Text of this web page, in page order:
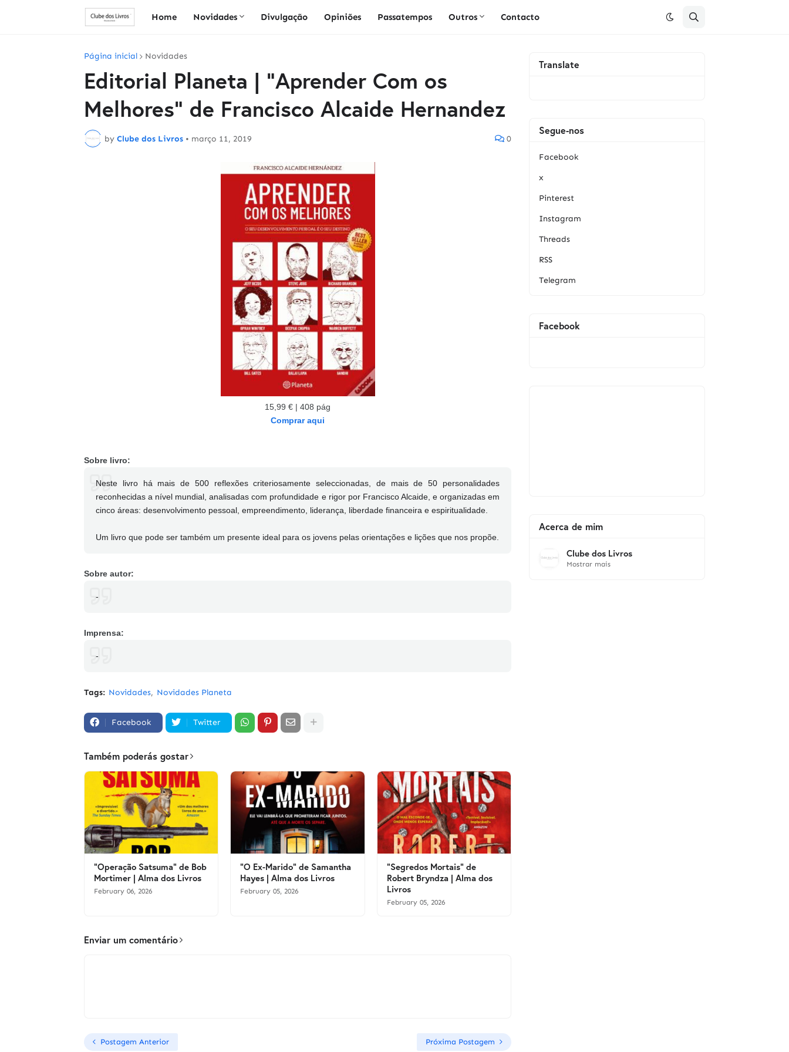
Home Novidades Divulgação Opiniões Passatempos Outros Contacto
Página inicial Novidades
Editorial Planeta | "Aprender Com os
Melhores" de Francisco Alcaide Hernandez
by Clube dos Livros • março 11, 2019 0
15,99 € | 408 pág
Comprar aqui
Sobre livro:
Neste livro há mais de 500 reflexões criteriosamente seleccionadas, de mais de 50 personalidades
reconhecidas a nível mundial, analisadas com profundidade e rigor por Francisco Alcaide, e organizadas em
cinco áreas: desenvolvimento pessoal, empreendimento, liderança, liberdade financeira e espiritualidade.
Um livro que pode ser também um presente ideal para os jovens pelas orientações e lições que nos propõe.
Sobre autor:
-
Imprensa:
-
Tags: Novidades Novidades Planeta
Facebook Twitter
Também poderás gostar
"Operação Satsuma" de Bob
Mortimer | Alma dos Livros
February 06, 2026
"O Ex-Marido" de Samantha
Hayes | Alma dos Livros
February 05, 2026
"Segredos Mortais" de
Robert Bryndza | Alma dos
Livros
February 05, 2026
Enviar um comentário
Postagem Anterior Próxima Postagem
Translate
Segue-nos
Facebook
x
Pinterest
Instagram
Threads
RSS
Telegram
Facebook
Acerca de mim
Clube dos Livros
Mostrar mais